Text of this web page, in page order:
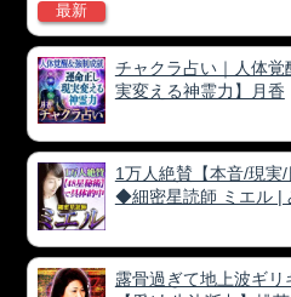
最新
チャクラ占い｜人体覚
実変える神霊力】月香
1万人絶賛【本音/現実
◆細密星読師 ミエル |
露骨過ぎて地上波ギ